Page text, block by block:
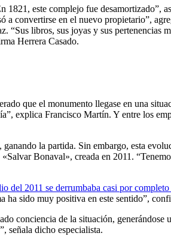
este complejo fue
a convertirse en el nuevo propietario”,
“Sus libros, sus joyas y sus
Herrera Casado.
que el monumento llegase en una
explica Francisco Martín. Y entre los
la partida. Sin embargo, esta
Bonaval», creada en 2011.
del 2011 se derrumbaba casi por
ha sido muy positiva en este sentido”,
conciencia de la situación,
señala dicho especialista.